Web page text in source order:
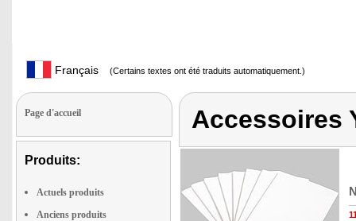
Français (Certains textes ont été traduits automatiquement.)
Page d'accueil
Produits:
Actuels produits
Anciens produits
Accessoires